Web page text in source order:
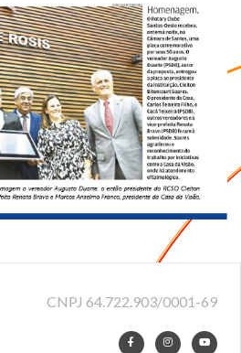
CNPJ 64.722.903/0001-69